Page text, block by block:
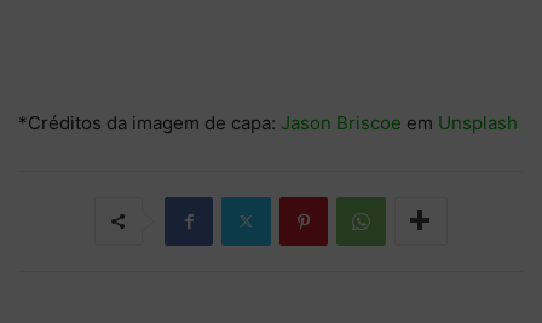
*Créditos da imagem de capa: Jason Briscoe em Unsplash